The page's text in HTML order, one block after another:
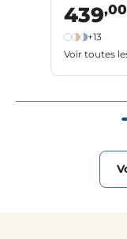
439
+13
Voir toutes